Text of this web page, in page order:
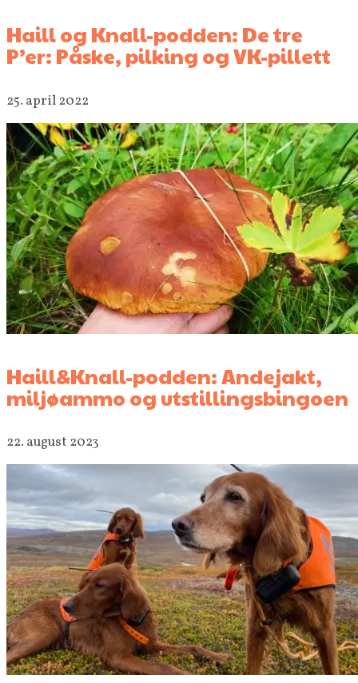
Haill og Knall-podden: De tre
P’er: Påske, pilking og VK-pillett
25. april 2022
Haill&Knall-podden: Andejakt,
miljøammo og utstillingsbingoen
22. august 2023